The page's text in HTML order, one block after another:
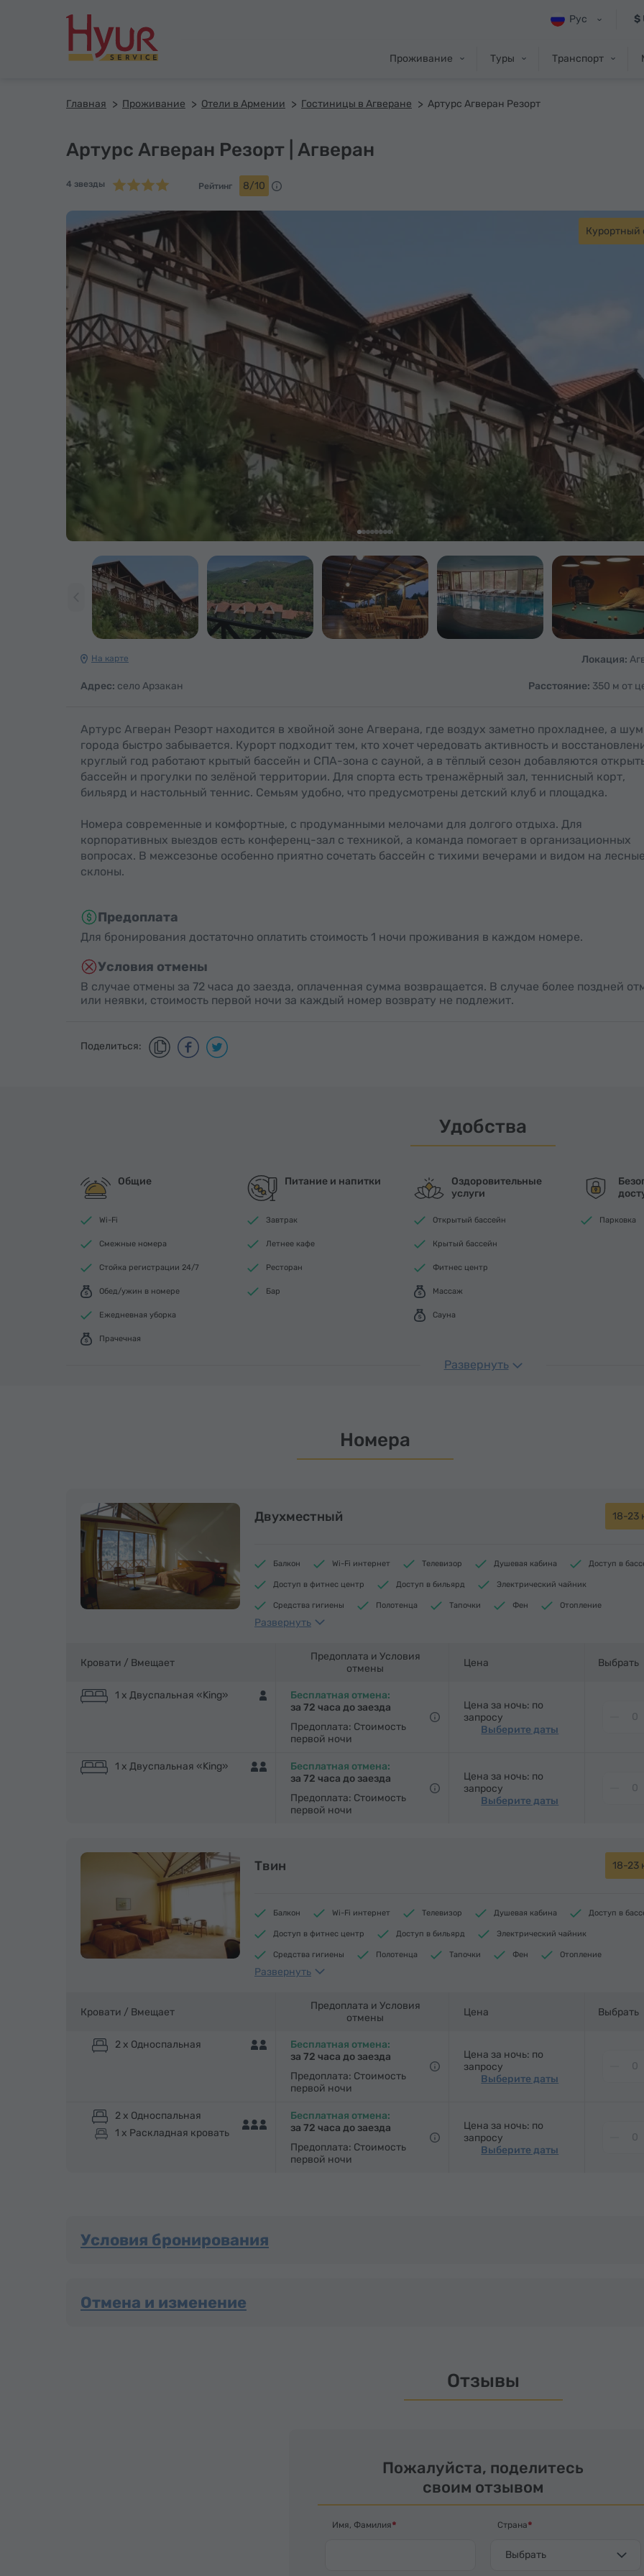
$
Рус
Проживание Туры Транспорт
Главная Проживание Отели в Армении Гостиницы в Агверане Артурс Агверан Резорт
Артурс Агверан Резорт | Агверан
4 звезды Рейтинг 8/10
Курортный
На карте Локация:
Адрес: село Арзакан Расстояние: 350 м от
Артурс Агверан Резорт находится в хвойной зоне Агверана, где воздух заметно прохладнее, а шум
города быстро забывается. Курорт подходит тем, кто хочет чередовать активность и
круглый год работают крытый бассейн и СПА-зона с сауной, а в тёплый сезон добавляются
бассейн и прогулки по зелёной территории. Для спорта есть тренажёрный зал, теннисный корт,
бильярд и настольный теннис. Семьям удобно, что предусмотрены детский клуб и площадка.
Номера современные и комфортные, с продуманными мелочами для долгого отдыха. Для
корпоративных выездов есть конференц-зал с техникой, а команда помогает в организационных
вопросах. В межсезонье особенно приятно сочетать бассейн с тихими вечерами и видом на лесные
склоны.
Предоплата
Для бронирования достаточно оплатить стоимость 1 ночи проживания в каждом номере.
Условия отмены
В случае отмены за 72 часа до заезда, оплаченная сумма возвращается. В случае более поздней
или неявки, стоимость первой ночи за каждый номер возврату не подлежит.
Поделиться:
Удобства
Общие
Wi-Fi
Смежные номера
Стойка регистрации 24/7
Обед/ужин в номере
Ежедневная уборка
Прачечная
Питание и напитки
Завтрак
Летнее кафе
Ресторан
Бар
Оздоровительные
услуги
Открытый бассейн
Крытый бассейн
Фитнес центр
Массаж
Сауна
Парковка
Развернуть
Номера
Двухместный 18-23
Балкон Wi-Fi интернет Телевизор Душевая кабина Доступ в
Доступ в фитнес центр Доступ в бильярд Электрический чайник
Средства гигиены Полотенца Тапочки Фен Отопление
Шкаф/Гардероб
Утюг с гладильной доской (по запросу)
Развернуть
Кровати / Вмещает
Предоплата и Условия
отмены
Цена Выбрать
1 x Двуспальная «King»
Бесплатная отмена:
за 72 часа до заезда
Предоплата: Стоимость
первой ночи
Цена за ночь: по
запросу
Выберите даты
1 x Двуспальная «King»
Бесплатная отмена:
за 72 часа до заезда
Предоплата: Стоимость
первой ночи
Цена за ночь: по
запросу
Выберите даты
Твин 18-23
Балкон Wi-Fi интернет Телевизор Душевая кабина Доступ в
Доступ в фитнес центр Доступ в бильярд Электрический чайник
Средства гигиены Полотенца Тапочки Фен Отопление
Шкаф/Гардероб
Утюг с гладильной доской (по запросу)
Развернуть
Кровати / Вмещает
Предоплата и Условия
отмены
Цена Выбрать
2 x Односпальная
Бесплатная отмена:
за 72 часа до заезда
Предоплата: Стоимость
первой ночи
Цена за ночь: по
запросу
Выберите даты
2 x Односпальная
1 x Раскладная кровать
Бесплатная отмена:
за 72 часа до заезда
Предоплата: Стоимость
первой ночи
Цена за ночь: по
запросу
Выберите даты
Условия бронирования
Отмена и изменение
Отзывы
Пожалуйста, поделитесь
своим отзывом
Имя, Фамилия Страна
Выбрать